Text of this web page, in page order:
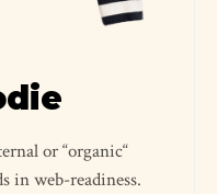
or “organic“
in web-readiness.